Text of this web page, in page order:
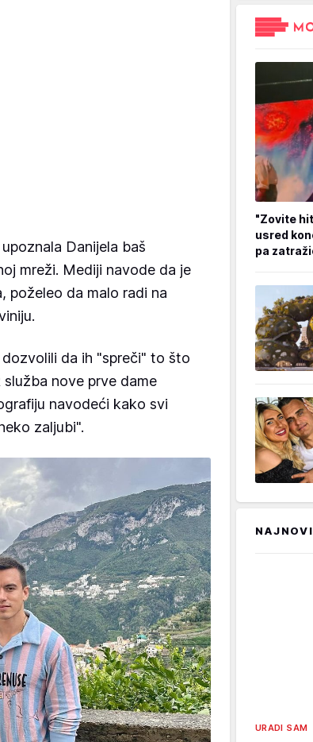
Danijela baš
mreži. Mediji navode da je
poželeo da malo radi na
dozvolili da ih "spreči" to što
služba nove prve dame
navodeći kako svi
zaljubi".
"Zovite
usred
pa
URADI SAM